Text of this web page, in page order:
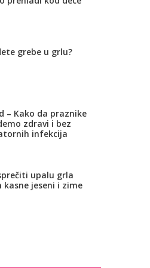
grebe u grlu?
– Kako da praznike
zdravi i bez
infekcija
upalu grla
kasne jeseni i zime